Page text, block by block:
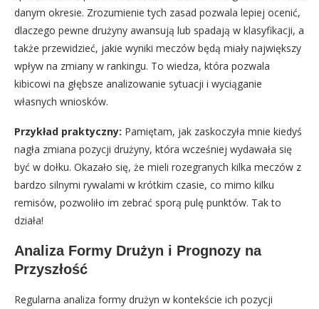
danym okresie. Zrozumienie tych zasad pozwala lepiej ocenić,
dlaczego pewne drużyny awansują lub spadają w klasyfikacji, a
także przewidzieć, jakie wyniki meczów będą miały największy
wpływ na zmiany w rankingu. To wiedza, która pozwala
kibicowi na głębsze analizowanie sytuacji i wyciąganie
własnych wniosków.
Przykład praktyczny: Pamiętam, jak zaskoczyła mnie kiedyś
nagła zmiana pozycji drużyny, która wcześniej wydawała się
być w dołku. Okazało się, że mieli rozegranych kilka meczów z
bardzo silnymi rywalami w krótkim czasie, co mimo kilku
remisów, pozwoliło im zebrać sporą pulę punktów. Tak to
działa!
Analiza Formy Drużyn i Prognozy na
Przyszłość
Regularna analiza formy drużyn w kontekście ich pozycji